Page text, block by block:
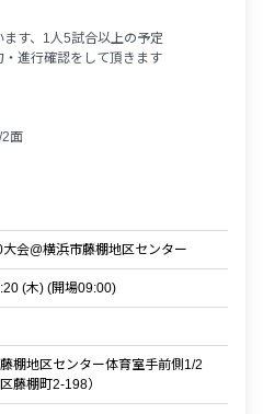
す、1人5試合以上の予定
進行確認をして頂きます
2面
会@横浜市藤棚地区センター
(木) (開場09:00)
藤棚地区センター体育室手前側1/2
藤棚町2-198）